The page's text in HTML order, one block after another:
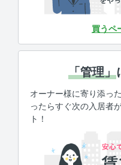
買うペ
「管理」
オーナー様に寄り添っ
ったらすぐ次の入居者
ト！